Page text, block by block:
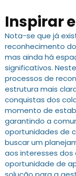
Inspirar
Nota-se que já
reconhecimento
mas ainda há
significativos.
processos de
estrutura mais
conquistas dos
momento de
garantindo a
oportunidades de
buscar um
aos interesses
oportunidade de